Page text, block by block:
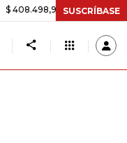
+$ 8.753,81 +2,19%
SUSCRÍBASE